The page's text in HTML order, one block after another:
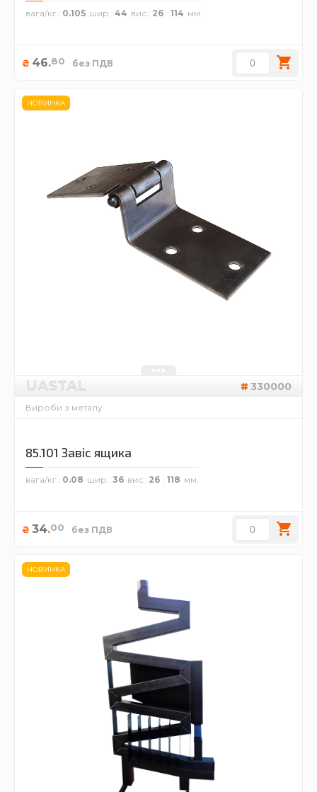
вага/кг. 0.105 шир. 44 вис. 26 114
₴ 46.80 без ПДВ
НОВИНКА
UASTAL 330000
Вироби з металу
85.101 Завіс ящика
вага/кг. 0.08 шир. 36 вис. 26 118
₴ 34.00 без ПДВ
НОВИНКА